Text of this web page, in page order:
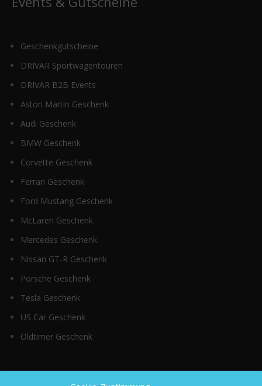
Geschenkgutscheine
DRIVAR Sportwagentouren
DRIVAR B2B Events
Aston Martin Geschenk
Audi Geschenk
BMW Geschenk
Corvette Geschenk
Ferrari Geschenk
Ford Mustang Geschenk
McLaren Geschenk
Mercedes Geschenk
Nissan GT-R Geschenk
Porsche Geschenk
Tesla Geschenk
US Car Geschenk
Oldtimer Geschenk
Top Kategorien